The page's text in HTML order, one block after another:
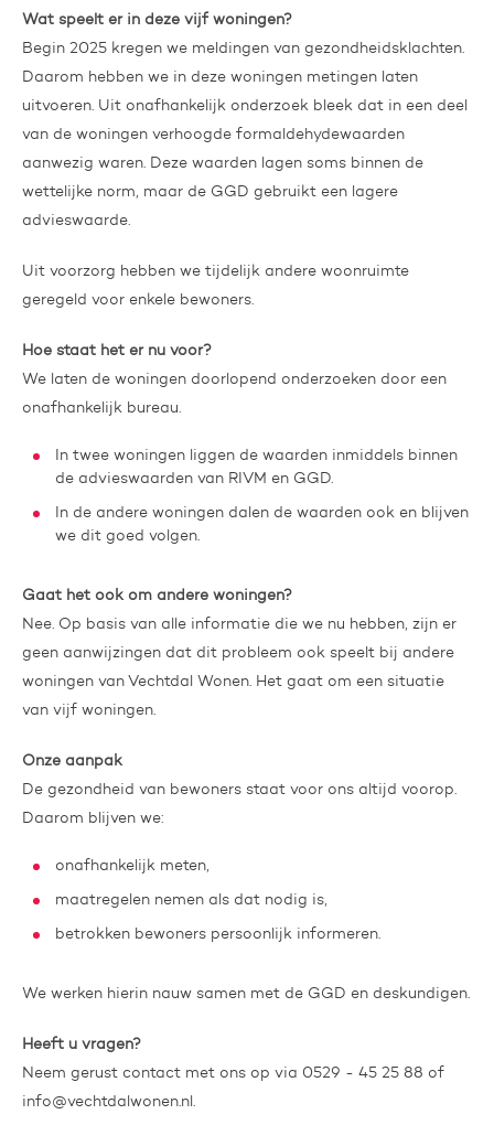
Wat speelt er in deze vijf woningen?
Begin 2025 kregen we meldingen van gezondheidsklachten.
Daarom hebben we in deze woningen metingen laten
uitvoeren. Uit onafhankelijk onderzoek bleek dat in een deel
van de woningen verhoogde formaldehydewaarden
aanwezig waren. Deze waarden lagen soms binnen de
wettelijke norm, maar de GGD gebruikt een lagere
advieswaarde.
Uit voorzorg hebben we tijdelijk andere woonruimte
geregeld voor enkele bewoners.
Hoe staat het er nu voor?
We laten de woningen doorlopend onderzoeken door een
onafhankelijk bureau.
In twee woningen liggen de waarden inmiddels binnen
de advieswaarden van RIVM en GGD.
In de andere woningen dalen de waarden ook en blijven
we dit goed volgen.
Gaat het ook om andere woningen?
Nee. Op basis van alle informatie die we nu hebben, zijn er
geen aanwijzingen dat dit probleem ook speelt bij andere
woningen van Vechtdal Wonen. Het gaat om een situatie
van vijf woningen.
Onze aanpak
De gezondheid van bewoners staat voor ons altijd voorop.
Daarom blijven we:
onafhankelijk meten,
maatregelen nemen als dat nodig is,
betrokken bewoners persoonlijk informeren.
We werken hierin nauw samen met de GGD en deskundigen.
Heeft u vragen?
Neem gerust contact met ons op via 0529 - 45 25 88 of
info@vechtdalwonen.nl.